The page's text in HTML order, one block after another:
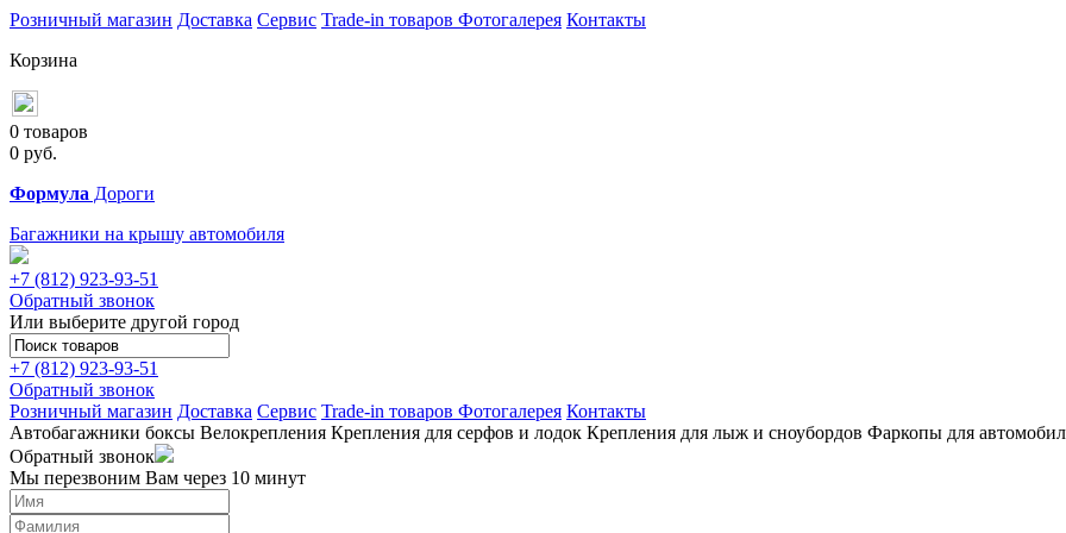
Розничный магазин Доставка Сервис Trade-in товаров Фотогалерея Контакты
Корзина
0 товаров
0 руб.
Формула Дороги
Багажники на крышу автомобиля
+7 (812) 923-93-51
Обратный звонок
Или выберите другой город
+7 (812) 923-93-51
Обратный звонок
Розничный магазин Доставка Сервис Trade-in товаров Фотогалерея Контакты
Автобагажники боксы Велокрепления Крепления для серфов и лодок Крепления для лыж и сноубордов Фаркопы для
Обратный звонок
Мы перезвоним Вам через 10 минут